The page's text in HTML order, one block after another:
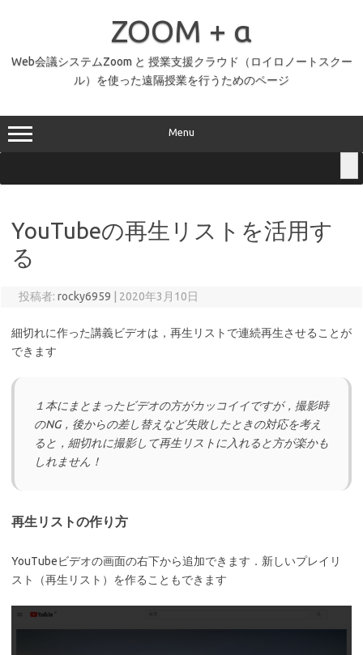
ZOOM + α
Web会議システムZoom と 授業支援クラウド（ロイロノートスクー
ル）を使った遠隔授業を行うためのページ
Menu
YouTubeの再生リストを活用す
る
投稿者: rocky6959 2020年3月10日
細切れに作った講義ビデオは，再生リストで連続再生させることが
できます
１本にまとまったビデオの方がカッコイイですが，撮影時
のNG，後からの差し替えなど失敗したときの対応を考え
ると，細切れに撮影して再生リストに入れると方が楽かも
しれません！
再生リストの作り方
YouTubeビデオの画面の右下から追加できます．新しいプレイリ
スト（再生リスト）を作ることもできます